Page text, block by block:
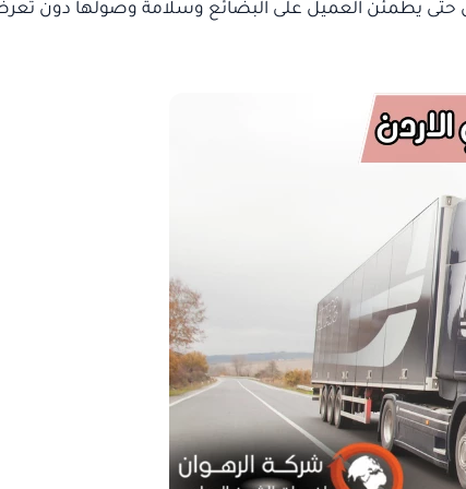
حتى يطمئن العميل على البضائع وسلامة وصولها دون